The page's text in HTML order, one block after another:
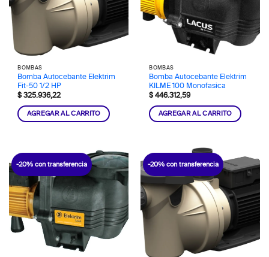
BOMBAS
Bomba Autocebante Elektrim
Fit-50 1/2 HP
$ 325.936,22
AGREGAR AL CARRITO
BOMBAS
Bomba Autocebante Elektrim
KILME 100 Monofasica
$ 446.312,59
AGREGAR AL CARRITO
-20% con transferencia -20% con transferencia